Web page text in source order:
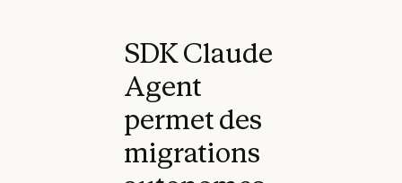
SDK Claude
Agent
permet des
migrations